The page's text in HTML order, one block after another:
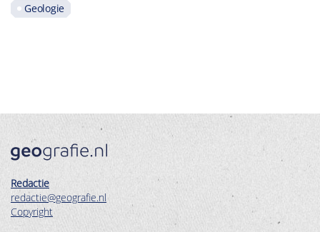
Geologie
Redactie
redactie@geografie.nl
Copyright